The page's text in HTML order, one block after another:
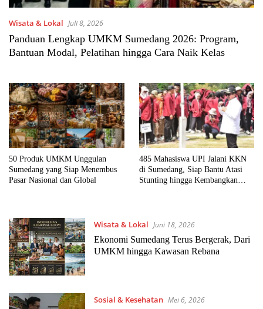
Wisata & Lokal Juli 8, 2026
Panduan Lengkap UMKM Sumedang 2026: Program,
Bantuan Modal, Pelatihan hingga Cara Naik Kelas
50 Produk UMKM Unggulan
Sumedang yang Siap Menembus
Pasar Nasional dan Global
485 Mahasiswa UPI Jalani KKN
di Sumedang, Siap Bantu Atasi
Stunting hingga Kembangkan
Wisata & Lokal Juni 18, 2026
Ekonomi Sumedang Terus Bergerak, Dari
UMKM hingga Kawasan Rebana
Sosial & Kesehatan Mei 6, 2026